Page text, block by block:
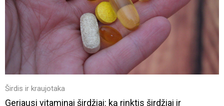
Širdis ir kraujotaka
Geriausi vitaminai širdžiai: ką rinktis širdžiai ir